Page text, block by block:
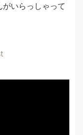
いらっしゃって